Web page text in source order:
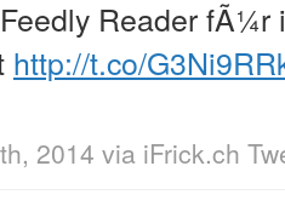
Reader
http://t.co/
2014 via iFrick.ch